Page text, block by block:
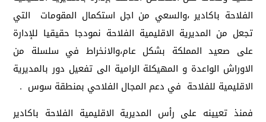
الفلاحة باكادير ،والسعي من اجل استكمال المقومات التي
تجعل من المديرية الاقليمية الفلاحة نمودجا حقيقيا للإدارة
على صعيد المملكة بشكل عام،والانخراط في سلسلة من
الاوراش الواعدة و المهيكلة الرامية الى تفعيل دور بالمديرية
الاقليمية للفلاحة في دعم المجال الفلاحي بمنطقة سوس .
فمنذ تعيينه على رأس المديرية الاقليمية الفلاحة باكادير